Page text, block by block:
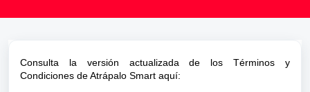
Consulta la versión actualizada de los Términos y
Condiciones de Atrápalo Smart aquí: